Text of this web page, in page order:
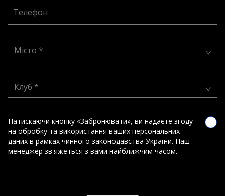
Телефон
Місто *
Клуб *
Натискаючи кнопку «Забронювати», ви надаєте згоду
на обробку та використання ваших персональних
даних в рамках чинного законодавства України. Наш
менеджер зв'яжеться з вами найближчим часом.